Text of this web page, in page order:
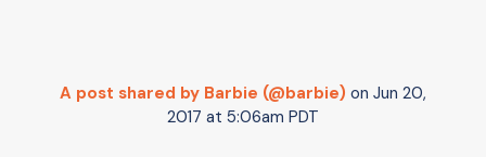
A post shared by Barbie (@barbie) on Jun 20,
2017 at 5:06am PDT